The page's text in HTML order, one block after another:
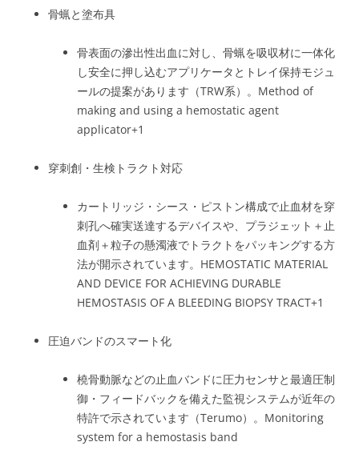
骨蝋と塗布具
骨表面の滲出性出血に対し、骨蝋を吸収材に一体化
し安全に押し込むアプリケータとトレイ保持モジュ
ールの提案があります（TRW系）。 Method of
making and using a hemostatic agent
applicator+1
穿刺創・生検トラクト対応
カートリッジ・シース・ピストン構成で止血材を穿
刺孔へ確実送達するデバイスや、プラジェット＋止
血剤＋粒子の懸濁液でトラクトをパッキングする方
法が開示されています。 HEMOSTATIC MATERIAL
AND DEVICE FOR ACHIEVING DURABLE
HEMOSTASIS OF A BLEEDING BIOPSY TRACT+1
圧迫バンドのスマート化
橈骨動脈などの止血バンドに圧力センサと最適圧制
御・フィードバックを備えた監視システムが近年の
特許で示されています（Terumo）。 Monitoring
system for a hemostasis band